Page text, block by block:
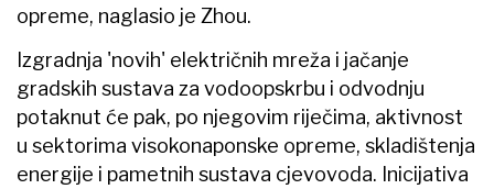
opreme, naglasio je Zhou.
Izgradnja 'novih' električnih mreža i jačanje
gradskih sustava za vodoopskrbu i odvodnju
potaknut će pak, po njegovim riječima, aktivnost
u sektorima visokonaponske opreme, skladištenja
energije i pametnih sustava cjevovoda. Inicijativa